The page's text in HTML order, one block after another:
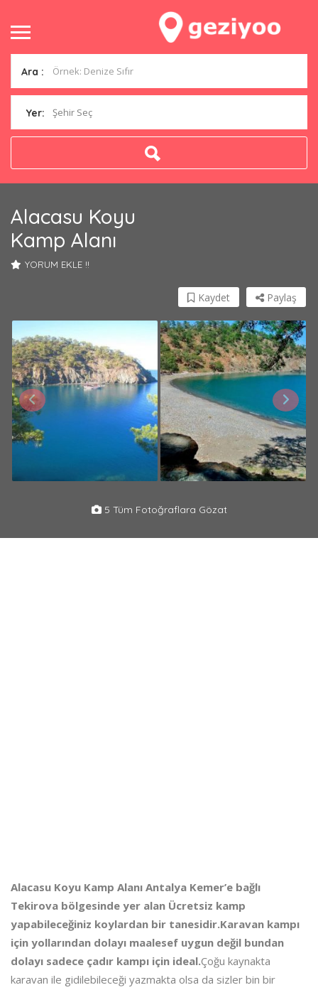
Ara :
Yer: Şehir Seç
Alacasu Koyu
Kamp Alanı
YORUM EKLE !!
Paylaş
Kaydet
5 Tüm Fotoğraflara Gözat
Alacasu Koyu Kamp Alanı Antalya Kemer’e bağlı
Tekirova bölgesinde yer alan Ücretsiz kamp
yapabileceğiniz koylardan bir tanesidir.Karavan kampı
için yollarından dolayı maalesef uygun değil bundan
dolayı sadece çadır kampı için ideal.Çoğu kaynakta
karavan ile gidilebileceği yazmakta olsa da sizler bin bir